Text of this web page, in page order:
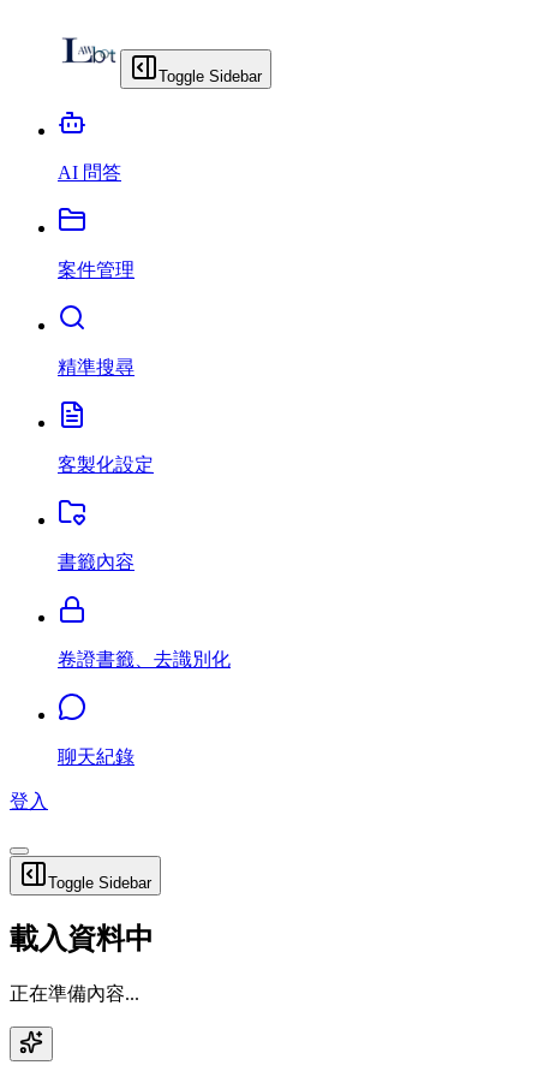
Toggle Sidebar
AI 問答
案件管理
精準搜尋
客製化設定
書籤內容
卷證書籤、去識別化
聊天紀錄
登入
Toggle Sidebar
載入資料中
正在準備內容...